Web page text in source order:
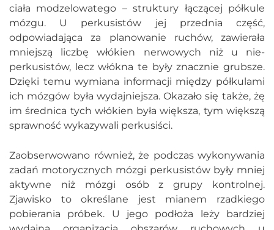
ciała modzelowatego – struktury łączącej półkule
mózgu. U perkusistów jej przednia część,
odpowiadająca za planowanie ruchów, zawierała
mniejszą liczbę włókien nerwowych niż u nie-
perkusistów, lecz włókna te były znacznie grubsze.
Dzięki temu wymiana informacji między półkulami
ich mózgów była wydajniejsza. Okazało się także, żę
im średnica tych włókien była większa, tym większą
sprawność wykazywali perkusiści.
Zaobserwowano również, że podczas wykonywania
zadań motorycznych mózgi perkusistów były mniej
aktywne niż mózgi osób z grupy kontrolnej.
Zjawisko to określane jest mianem rzadkiego
pobierania próbek. U jego podłoża leży bardziej